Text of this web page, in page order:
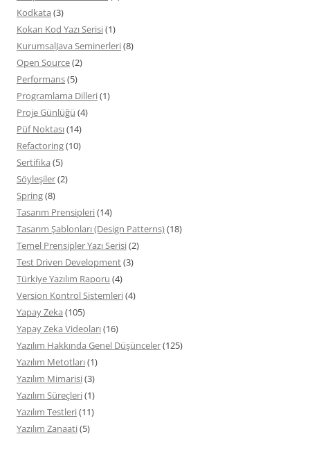
Kodkata (3)
Kokan Kod Yazı Serisi(1)
KurumsalJava Seminerleri(8)
Open Source(2)
Performans(5)
Programlama Dilleri(1)
Proje Günlüğü (4)
Püf Noktası(14)
Refactoring(10)
Sertifika (5)
Söyleşiler(2)
Spring(8)
Tasarım Prensipleri(14)
Tasarım Şablonları (Design Patterns)(18)
Temel Prensipler Yazı Serisi(2)
Test Driven Development(3)
Türkiye Yazılım Raporu (4)
Version Kontrol Sistemleri(4)
Yapay Zeka (105)
Yapay Zeka Videoları(16)
Yazılım Hakkında Genel Düşünceler(125)
Yazılım Metotları(1)
Yazılım Mimarisi(3)
Yazılım Süreçleri(1)
Yazılım Testleri(11)
Yazılım Zanaati(5)